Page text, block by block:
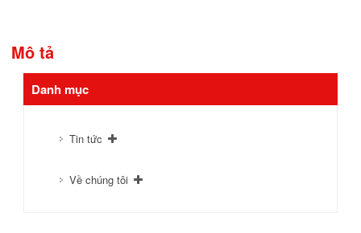
Mô tả
Danh mục
Tin tức
Về chúng tôi